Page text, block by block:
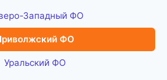
Западный ФО
ФО
Уральский ФО